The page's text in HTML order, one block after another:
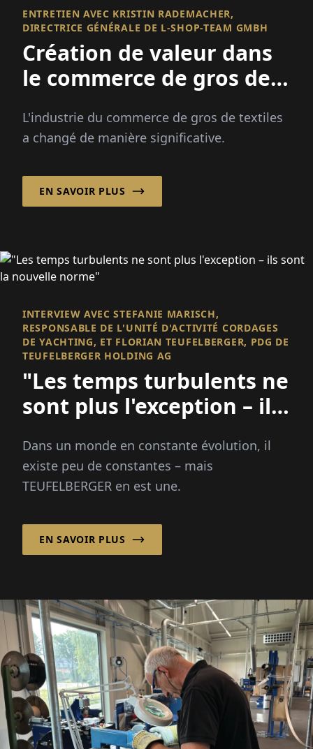
ENTRETIEN AVEC KRISTIN RADEMACHER,
DIRECTRICE GÉNÉRALE DE L-SHOP-TEAM GMBH
Création de valeur dans
le commerce de gros de
L'industrie du commerce de gros de textiles
a changé de manière significative.
EN SAVOIR PLUS
INTERVIEW AVEC STEFANIE MARISCH,
RESPONSABLE DE L'UNITÉ D'ACTIVITÉ CORDAGES
DE YACHTING, ET FLORIAN TEUFELBERGER, PDG DE
TEUFELBERGER HOLDING AG
"Les temps turbulents ne
sont plus l'exception – ils
Dans un monde en constante évolution, il
existe peu de constantes – mais
TEUFELBERGER en est une.
EN SAVOIR PLUS